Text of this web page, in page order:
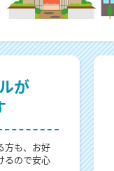
が
方も、お好
るので安心